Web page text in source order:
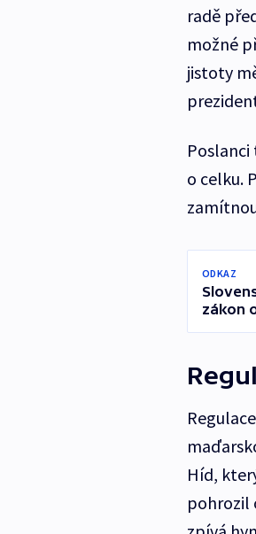
radě
možné
jistoty
o celku.
ODKAZ
zákon
Híd,
pohrozil